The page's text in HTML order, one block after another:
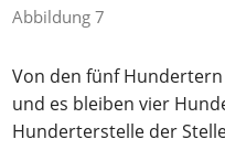
Abbildung 7
Von den fünf
und es bleiben vier
Hunderterstelle der